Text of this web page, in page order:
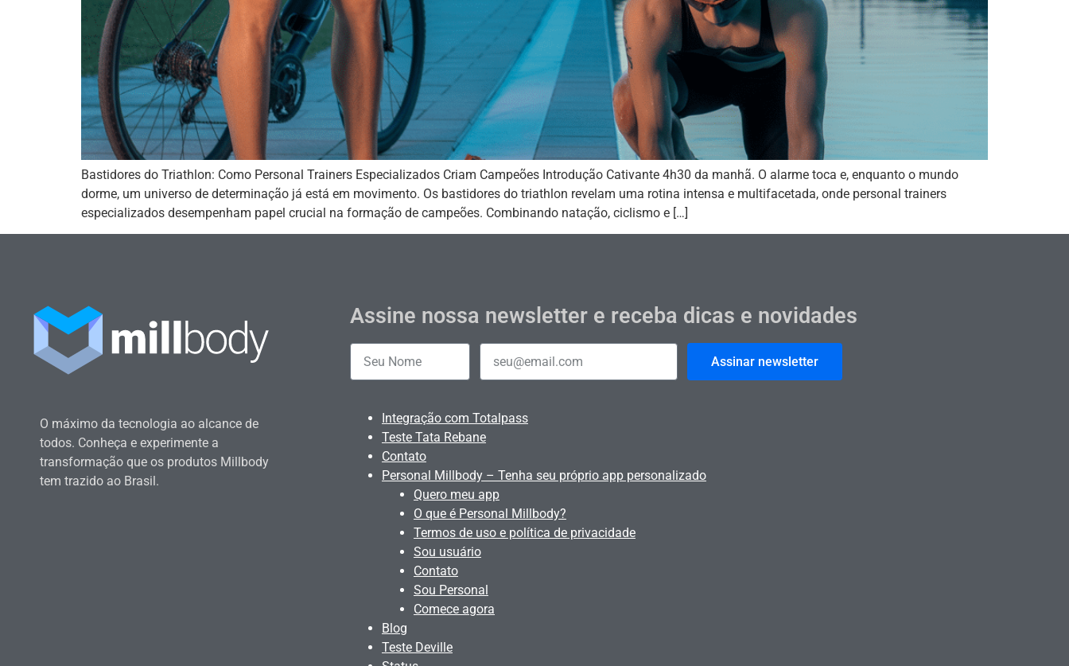
Bastidores do Triathlon: Como Personal Trainers Especializados Criam Campeões Introdução Cativante 4h30 da manhã. O alarme toca e, enquanto o mundo
dorme, um universo de determinação já está em movimento. Os bastidores do triathlon revelam uma rotina intensa e multifacetada, onde personal trainers
especializados desempenham papel crucial na formação de campeões. Combinando natação, ciclismo e […]
O máximo da tecnologia ao alcance de
todos. Conheça e experimente a
transformação que os produtos Millbody
tem trazido ao Brasil.
Assine nossa newsletter e receba dicas e novidades
Assinar newsletter
Integração com Totalpass
Teste Tata Rebane
Contato
Personal Millbody – Tenha seu próprio app personalizado
Quero meu app
O que é Personal Millbody?
Termos de uso e política de privacidade
Sou usuário
Contato
Sou Personal
Comece agora
Blog
Teste Deville